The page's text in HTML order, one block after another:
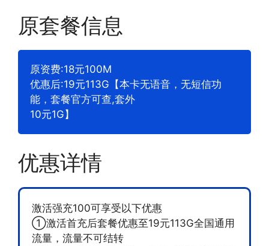
原套餐信息
原资费:18元100M
优惠后:19元113G【本卡无语音，无短信功
能，套餐官方可查,套外
10元1G】
优惠详情
激活强充100可享受以下优惠
①激活首充后套餐优惠至19元113G全国通用
流量，流量不可结转